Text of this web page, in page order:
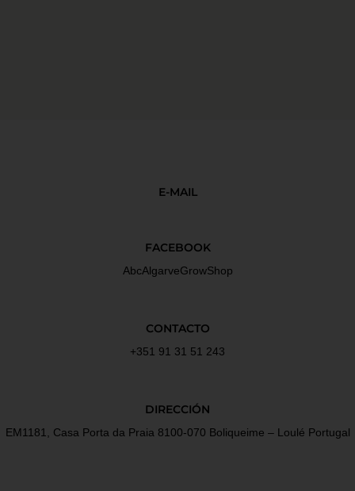
E-MAIL
FACEBOOK
AbcAlgarveGrowShop
CONTACTO
+351 91 31 51 243
DIRECCIÓN
EM1181, Casa Porta da Praia 8100-070 Boliqueime – Loulé Portugal